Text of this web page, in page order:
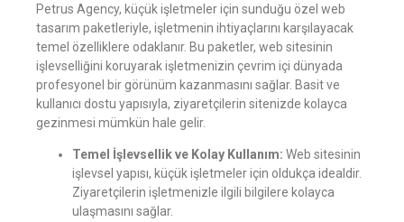
Petrus Agency, küçük işletmeler için sunduğu özel web
tasarım paketleriyle, işletmenin ihtiyaçlarını karşılayacak
temel özelliklere odaklanır. Bu paketler, web sitesinin
işlevselliğini koruyarak işletmenizin çevrim içi dünyada
profesyonel bir görünüm kazanmasını sağlar. Basit ve
kullanıcı dostu yapısıyla, ziyaretçilerin sitenizde kolayca
gezinmesi mümkün hale gelir.
Temel İşlevsellik ve Kolay Kullanım: Web sitesinin
işlevsel yapısı, küçük işletmeler için oldukça idealdir.
Ziyaretçilerin işletmenizle ilgili bilgilere kolayca
ulaşmasını sağlar.